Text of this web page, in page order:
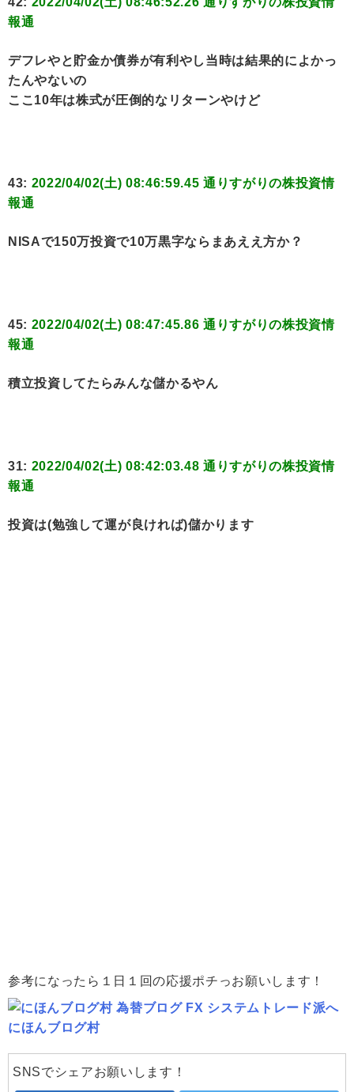
報通
デフレやと貯金か債券が有利やし当時は結果的によかっ
たんやないの
ここ10年は株式が圧倒的なリターンやけど
43: 2022/04/02(土) 08:46:59.45 通りすがりの株投資情
報通
NISAで150万投資で10万黒字ならまあええ方か？
45: 2022/04/02(土) 08:47:45.86 通りすがりの株投資情
報通
積立投資してたらみんな儲かるやん
31: 2022/04/02(土) 08:42:03.48 通りすがりの株投資情
報通
投資は(勉強して運が良ければ)儲かります
参考になったら１日１回の応援ポチっお願いします！
にほんブログ村
SNSでシェアお願いします！